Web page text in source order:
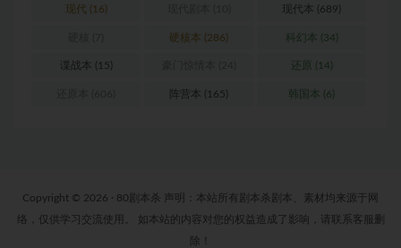
现代 (16) 现代本 (689)
硬核本 (286) 科幻本 (34)
谍战本 (15) 还原 (14)
阵营本 (165) 韩国本 (6)
Copyright © 2026 · 80剧本杀 声明：本站所有剧本杀剧本、素材均来源于网
络，仅供学习交流使用。 如本站的内容对您的权益造成了影响，请联系客服删
除！